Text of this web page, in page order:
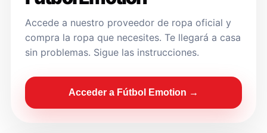
Accede a nuestro proveedor de ropa oficial y
compra la ropa que necesites. Te llegará a casa
sin problemas. Sigue las instrucciones.
Acceder a Fútbol Emotion →